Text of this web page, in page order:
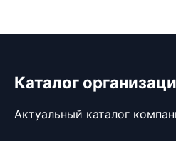
Каталог
Актуальный каталог